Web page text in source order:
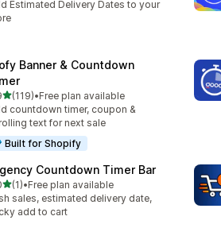
Estimated Delivery Dates to your
Banner & Countdown
z 5 hvězd
(119)počet recenzí: 119
•Free plan available
countdown timer, coupon &
text for next sale
Built for Shopify
Countdown Timer Bar
z 5 hvězd
(1) počet recenzí: 1
•Free plan available
sales, estimated delivery date,
add to cart